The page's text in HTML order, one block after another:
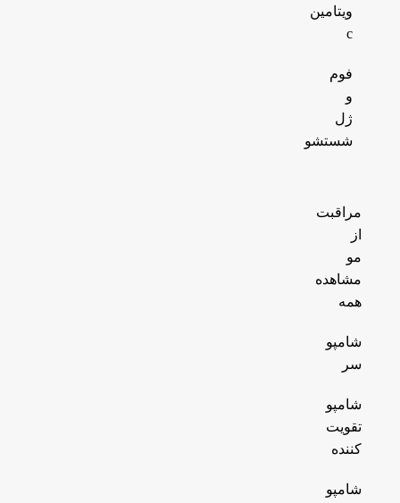
ویتامین
c
فوم
و
ژل
شستشو
مراقبت
از
مو
مشاهده
همه
شامپو
سر
شامپو
تقویت
کننده
شامپو